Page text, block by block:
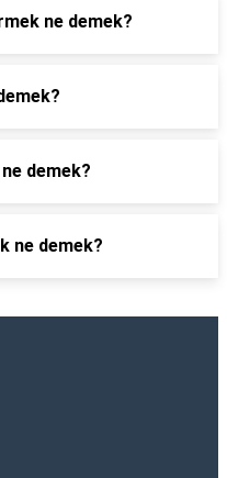
ne demek?
demek?
ne demek?